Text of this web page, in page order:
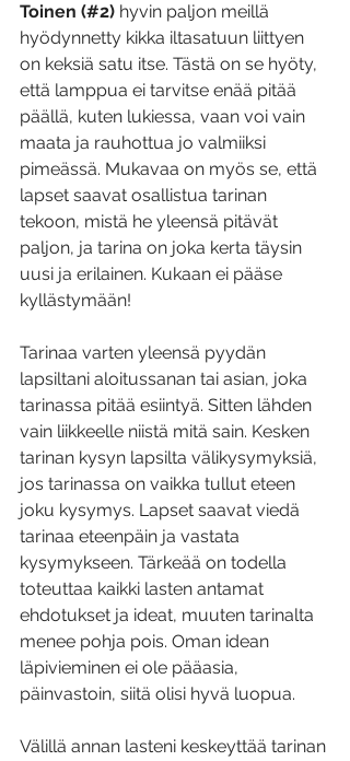
Toinen (#2) hyvin paljon meillä
hyödynnetty kikka iltasatuun liittyen
on keksiä satu itse. Tästä on se hyöty,
että lamppua ei tarvitse enää pitää
päällä, kuten lukiessa, vaan voi vain
maata ja rauhottua jo valmiiksi
pimeässä. Mukavaa on myös se, että
lapset saavat osallistua tarinan
tekoon, mistä he yleensä pitävät
paljon, ja tarina on joka kerta täysin
uusi ja erilainen. Kukaan ei pääse
kyllästymään!
Tarinaa varten yleensä pyydän
lapsiltani aloitussanan tai asian, joka
tarinassa pitää esiintyä. Sitten lähden
vain liikkeelle niistä mitä sain. Kesken
tarinan kysyn lapsilta välikysymyksiä,
jos tarinassa on vaikka tullut eteen
joku kysymys. Lapset saavat viedä
tarinaa eteenpäin ja vastata
kysymykseen. Tärkeää on todella
toteuttaa kaikki lasten antamat
ehdotukset ja ideat, muuten tarinalta
menee pohja pois. Oman idean
läpivieminen ei ole pääasia,
päinvastoin, siitä olisi hyvä luopua.
Välillä annan lasteni keskeyttää tarinan